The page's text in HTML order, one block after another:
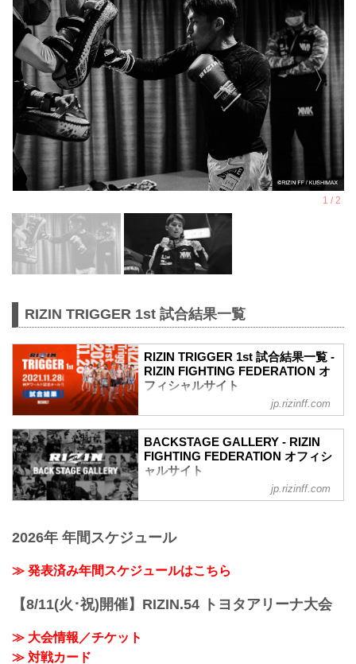
RIZIN TRIGGER 1st 試合結果一覧
RIZIN TRIGGER 1st 試合結果一覧 -
RIZIN FIGHTING FEDERATION オ
フィシャルサイト
第14試合／スペシャルワンマッチ 昇侍
RIZIN MMAルール：5分 3R（66.0kg）
（LOSE）昇侍 vs. 萩原京平（WIN）
2R 1分19秒 TKO（レフェリーストップ：
RIZIN MMAルール：5分 3R（68.0kg）
3R 判定 （3-0）
第12試合／スペシャルワンマッチ ストラ
jp.rizinff.com
BACKSTAGE GALLERY - RIZIN
FIGHTING FEDERATION オフィシ
ャルサイト
BACKSTAGE GALLERY の記事一覧 - 格
イジン ファイティング フェデレーショ
いきます。
jp.rizinff.com
2026年 年間スケジュール
≫ 発表済み年間スケジュールはこちら
【8/11(火･祝)開催】RIZIN.54 トヨタアリーナ大会
≫ 大会情報／チケット
≫ 対戦カード